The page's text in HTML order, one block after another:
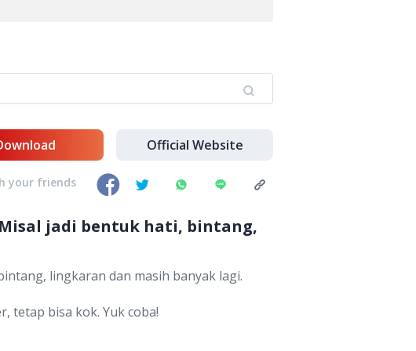
jadi bentuk hati, bintang,
lingkaran dan masih banyak lagi.
tetap bisa kok. Yuk coba!
Official Website
your friends